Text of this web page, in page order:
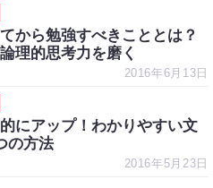
から勉強すべきこととは？
理的思考力を磨く
2016年6月13日
にアップ！わかりやすい文
の方法
2016年5月23日